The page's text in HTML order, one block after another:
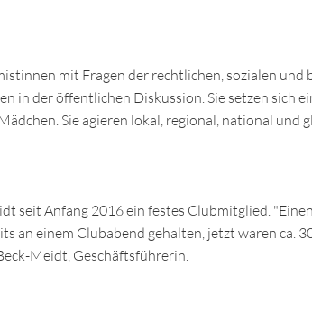
mit Fragen der rechtlichen, sozialen und
in der öffentlichen Diskussion. Sie setzen sich
Sie agieren lokal, regional, national und
seit Anfang 2016 ein festes Clubmitglied.
an einem Clubabend gehalten, jetzt waren ca.
Meidt, Geschäftsführerin.